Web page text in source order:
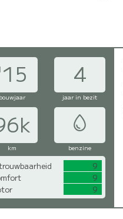
4
bouwjaar jaar in bezit
km benzine
9
9
9